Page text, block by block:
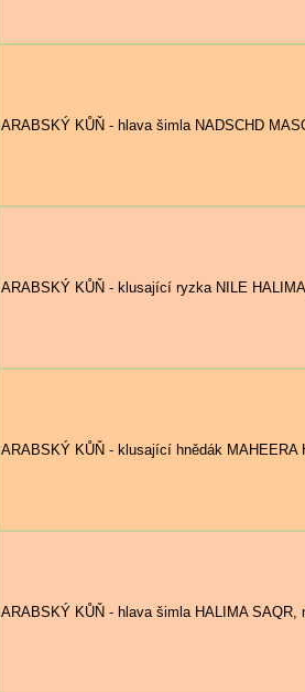
ARABSKÝ KŮŇ - hlava šimla NADSCHD
ARABSKÝ KŮŇ - klusající ryzka NILE
ARABSKÝ KŮŇ - klusající hnědák MAHEERA
ARABSKÝ KŮŇ - hlava šimla HALIMA SAQR,